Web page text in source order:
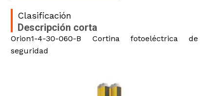
Clasificación
Descripción corta
Orion1-4-30-060-B Cortina fotoeléctrica de
seguridad